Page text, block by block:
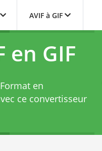
AVIF à GIF
en GIF
en
ce convertisseur